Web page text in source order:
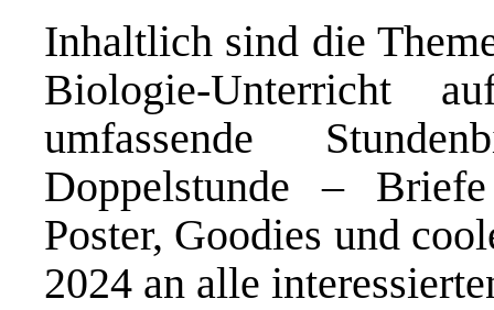
Inhaltlich sind die
Biologie-Unterricht
umfassende
Doppelstunde –
Poster, Goodies und
2024 an alle